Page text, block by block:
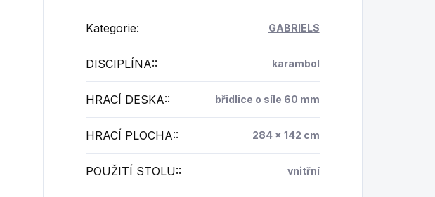
Kategorie: GABRIELS
DISCIPLÍNA:: karambol
HRACÍ DESKA:: břidlice o síle 60 mm
HRACÍ PLOCHA:: 284 x 142 cm
POUŽITÍ STOLU:: vnitřní